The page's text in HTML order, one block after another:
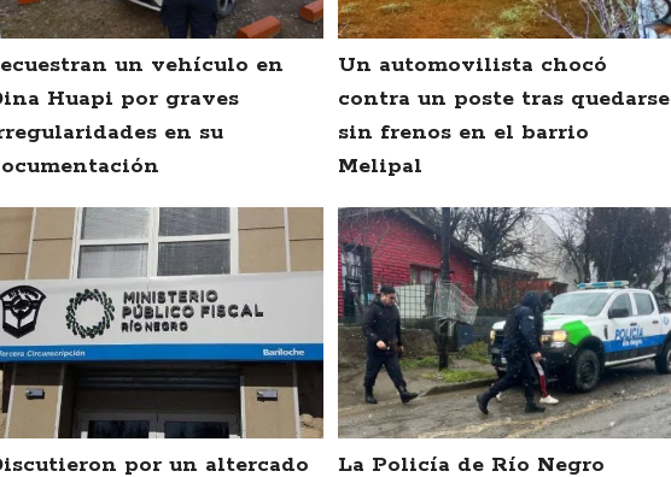
un vehículo en
Huapi por graves
en su
Un automovilista chocó
contra un poste tras quedarse
sin frenos en el barrio
Melipal
por un altercado
La Policía de Río Negro